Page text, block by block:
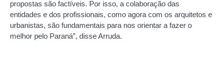
propostas são factíveis. Por isso, a colaboração das
entidades e dos profissionais, como agora com os arquitetos e
urbanistas, são fundamentais para nos orientar a fazer o
melhor pelo Paraná”, disse Arruda.